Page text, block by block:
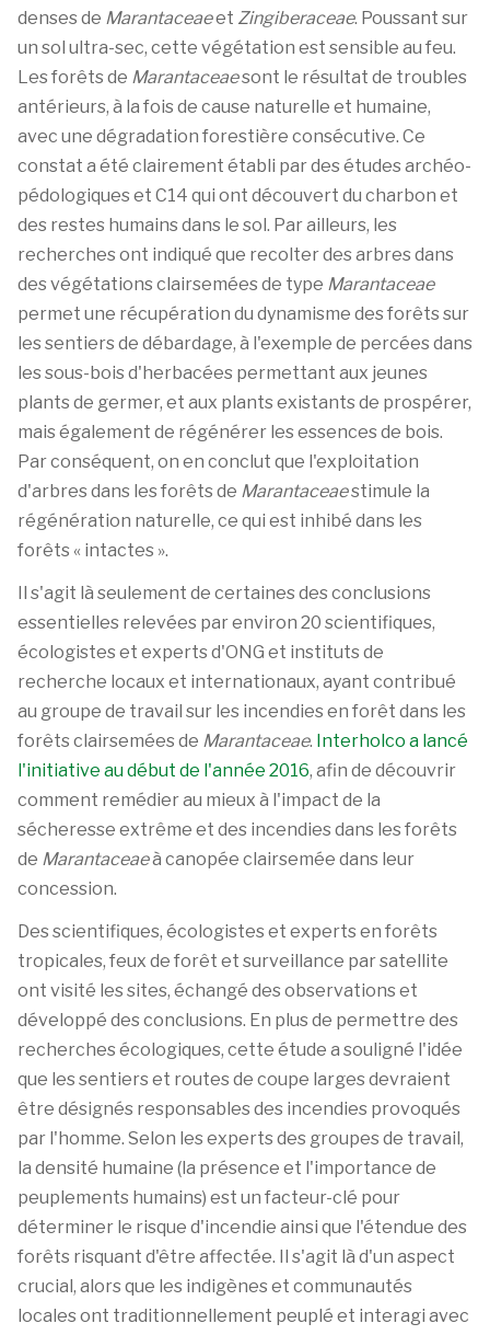
denses de Marantaceaeet Zingiberaceae. Poussant sur
un sol ultra-sec, cette végétation est sensible au feu.
Les forêts de Marantaceaesont le résultat de troubles
antérieurs, à la fois de cause naturelle et humaine,
avec une dégradation forestière consécutive. Ce
constat a été clairement établi par des études archéo-
pédologiques et C14 qui ont découvert du charbon et
des restes humains dans le sol. Par ailleurs, les
recherches ont indiqué que recolter des arbres dans
des végétations clairsemées de type Marantaceae
permet une récupération du dynamisme des forêts sur
les sentiers de débardage, à l'exemple de percées dans
les sous-bois d'herbacées permettant aux jeunes
plants de germer, et aux plants existants de prospérer,
mais également de régénérer les essences de bois.
Par conséquent, on en conclut que l'exploitation
d'arbres dans les forêts de Marantaceaestimule la
régénération naturelle, ce qui est inhibé dans les
forêts « intactes ».
Il s'agit là seulement de certaines des conclusions
essentielles relevées par environ 20 scientifiques,
écologistes et experts d'ONG et instituts de
recherche locaux et internationaux, ayant contribué
au groupe de travail sur les incendies en forêt dans les
forêts clairsemées de Marantaceae. Interholco a lancé
l'initiative au début de l'année 2016, afin de découvrir
comment remédier au mieux à l'impact de la
sécheresse extrême et des incendies dans les forêts
de Marantaceaeà canopée clairsemée dans leur
concession.
Des scientifiques, écologistes et experts en forêts
tropicales, feux de forêt et surveillance par satellite
ont visité les sites, échangé des observations et
développé des conclusions. En plus de permettre des
recherches écologiques, cette étude a souligné l'idée
que les sentiers et routes de coupe larges devraient
être désignés responsables des incendies provoqués
par l'homme. Selon les experts des groupes de travail,
la densité humaine (la présence et l'importance de
peuplements humains) est un facteur-clé pour
déterminer le risque d'incendie ainsi que l'étendue des
forêts risquant d'être affectée. Il s'agit là d'un aspect
crucial, alors que les indigènes et communautés
locales ont traditionnellement peuplé et interagi avec